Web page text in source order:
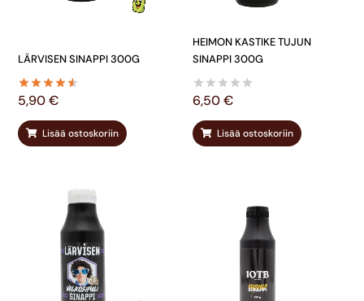
LÄRVISEN SINAPPI 300G
5,90€
Lisää ostoskoriin
HEIMON KASTIKE TUJUN
SINAPPI 300G
6,50€
Lisää ostoskoriin